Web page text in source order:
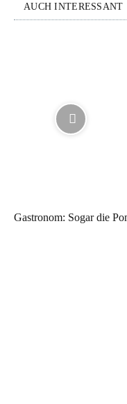
AUCH INTERESSANT
Gastronom: Sogar die